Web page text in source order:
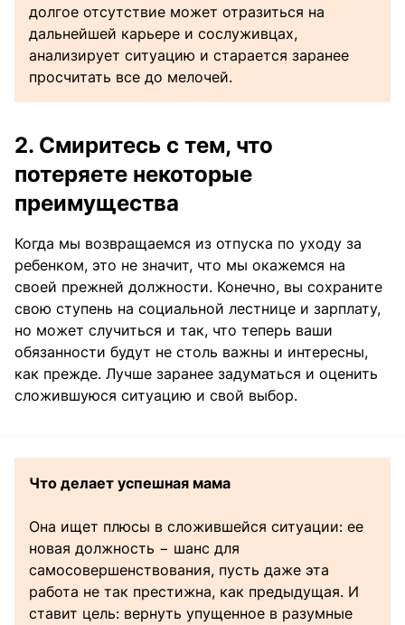
долгое отсутствие может отразиться на
дальнейшей карьере и сослуживцах,
анализирует ситуацию и старается заранее
просчитать все до мелочей.
2. Смиритесь с тем, что
потеряете некоторые
преимущества
Когда мы возвращаемся из отпуска по уходу за
ребенком, это не значит, что мы окажемся на
своей прежней должности. Конечно, вы сохраните
свою ступень на социальной лестнице и зарплату,
но может случиться и так, что теперь ваши
обязанности будут не столь важны и интересны,
как прежде. Лучше заранее задуматься и оценить
сложившуюся ситуацию и свой выбор.
Что делает успешная мама
Она ищет плюсы в сложившейся ситуации: ее
новая должность − шанс для
самосовершенствования, пусть даже эта
работа не так престижна, как предыдущая. И
ставит цель: вернуть упущенное в разумные